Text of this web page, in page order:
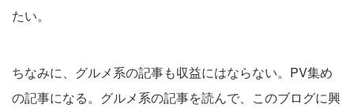
たい。
ちなみに、グルメ系の記事も収益にはならない。PV集め
の記事になる。グルメ系の記事を読んで、このブログに興